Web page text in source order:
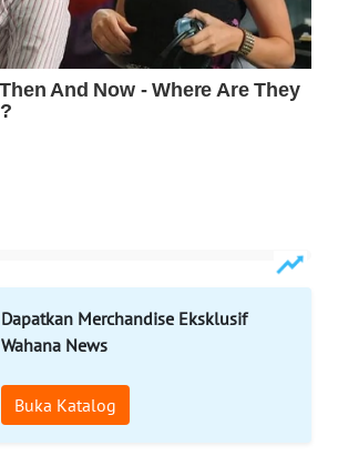
Dapatkan Merchandise Eksklusif
Wahana News
Buka Katalog